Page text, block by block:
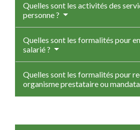
Quelles sont les activités des
personne ?
Quelles sont les formalités pour
salarié ?
Quelles sont les formalités pour
organisme prestataire ou